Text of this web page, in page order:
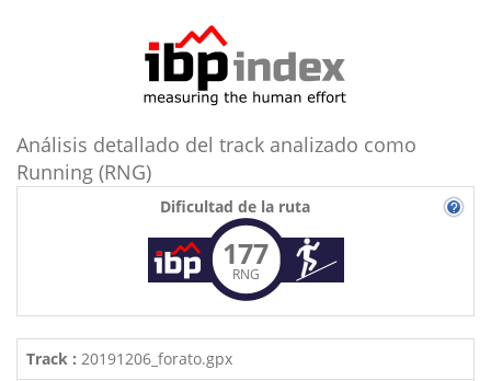
Análisis detallado del track analizado como
Running (RNG)
Dificultad de la ruta
177
RNG
Track : 20191206_forato.gpx